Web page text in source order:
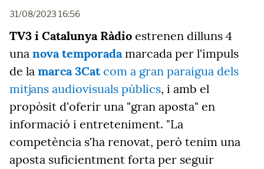
31/08/2023 16:56
TV3 i Catalunya Ràdio estrenen dilluns 4
una nova temporadamarcada per l'impuls
de la marca 3Catcom a gran paraigua dels
mitjans audiovisuals públics, i amb el
propòsit d'oferir una "gran aposta" en
informació i entreteniment. "La
competència s'ha renovat, però tenim una
aposta suficientment forta per seguir